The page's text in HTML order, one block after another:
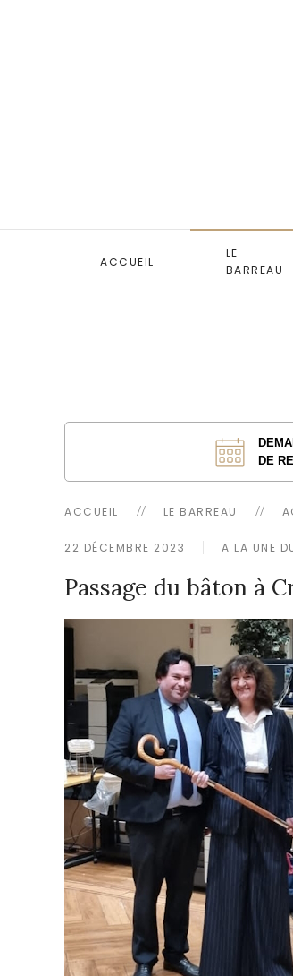
ACCUEIL
LE
BARREAU
DE
ACCUEIL LE BARREAU
22 DÉCEMBRE 2023 A LA UNE
Passage du bâton à